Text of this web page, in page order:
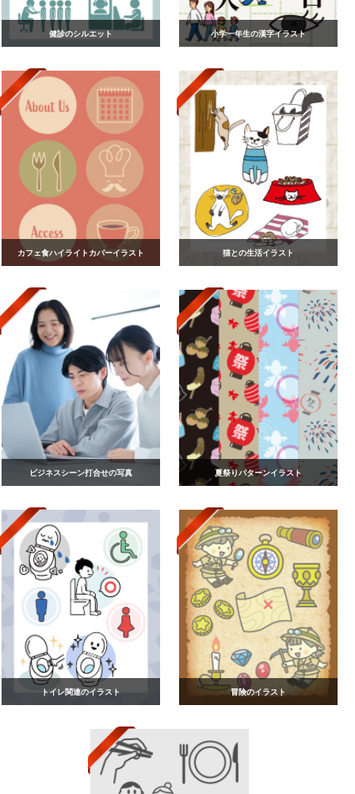
健診のシルエット 小学一年生の漢字イラスト
カフェ食ハイライトカバーイラスト 猫との生活イラスト
ビジネスシーン打合せの写真 夏祭りパターンイラスト
トイレ関連のイラスト 冒険のイラスト